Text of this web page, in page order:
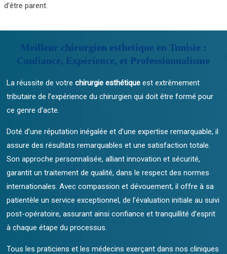
d’être parent.
Meilleur chirurgien esthetique en Tunisie :
Confiance, Expérience, et Professionnalisme
La réussite de votrechirurgie esthétiqueest extrêmement
tributaire de l’expérience du chirurgien qui doit être formé pour
ce genre d’acte.
Doté d’une réputation inégalée et d’une expertise remarquable, il
assure des résultats remarquables et une satisfaction totale.
Son approche personnalisée, alliant innovation et sécurité,
garantit un traitement de qualité, dans le respect des normes
internationales. Avec compassion et dévouement, il offre à sa
patientèle un service exceptionnel, de l’évaluation initiale au suivi
post-opératoire, assurant ainsi confiance et tranquillité d’esprit
à chaque étape du processus.
Tous les praticiens et les médecins exerçant dans nos cliniques